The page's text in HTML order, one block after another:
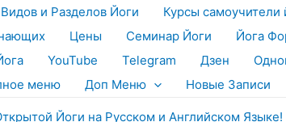
и Разделов Йоги Курсы самоучители
Цены Семинар Йоги Йога
YouTube Telegram Дзен
меню Доп Меню Новые Записи